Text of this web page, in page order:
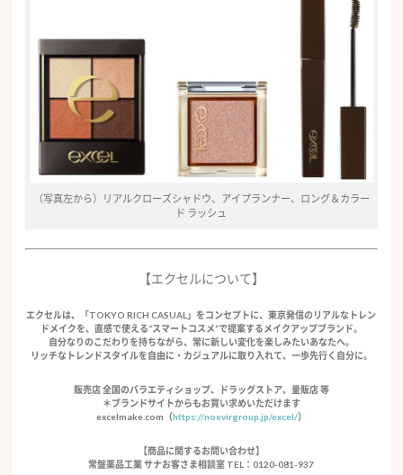
（写真左から）リアルクローズシャドウ、アイプランナー、ロング＆カラー
ド ラッシュ
【エクセルについて】
エクセルは、「TOKYO RICH CASUAL」をコンセプトに、東京発信のリアルなトレン
ドメイクを、直感で使える“スマートコスメ”で提案するメイクアップブランド。
自分なりのこだわりを持ちながら、常に新しい変化を楽しみたいあなたへ。
リッチなトレンドスタイルを自由に・カジュアルに取り入れて、一歩先行く自分に。
販売店 全国のバラエティショップ、ドラッグストア、量販店 等
＊ブランドサイトからもお買い求めいただけます
excelmake.com（https://noevirgroup.jp/excel/）
【商品に関するお問い合わせ】
常盤薬品工業 サナお客さま相談室 TEL：0120-081-937